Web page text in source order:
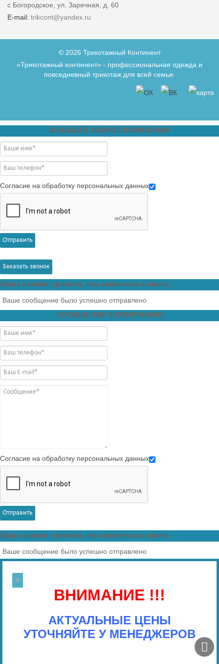
с Богородское, ул. Заречная, д. 60
E-mail: trikcont@yandex.ru
© 2026 Трикотажный Континент
«Трикотажный континент» - профессиональная одежда и
повседневный трикотаж для всей семьи.
ЗАКАЗАТЬ ЗВОНОК КОМПАНИИ
Согласие на обработку персональных данных
Отправить
Заказать звонок
Ваша заявка принята, мы свяжемся с вами.
Ваше сообщение было успешно отправлено
СООБЩЕНИЕ В КОМПАНИЮ
Согласие на обработку персональных данных
Отправить
Ваша заявка принята, мы свяжемся с вами.
Ваше сообщение было успешно отправлено
×
ВНИМАНИЕ !!!
АКТУАЛЬНЫЕ ЦЕНЫ
УТОЧНЯЙТЕ У МЕНЕДЖЕРОВ